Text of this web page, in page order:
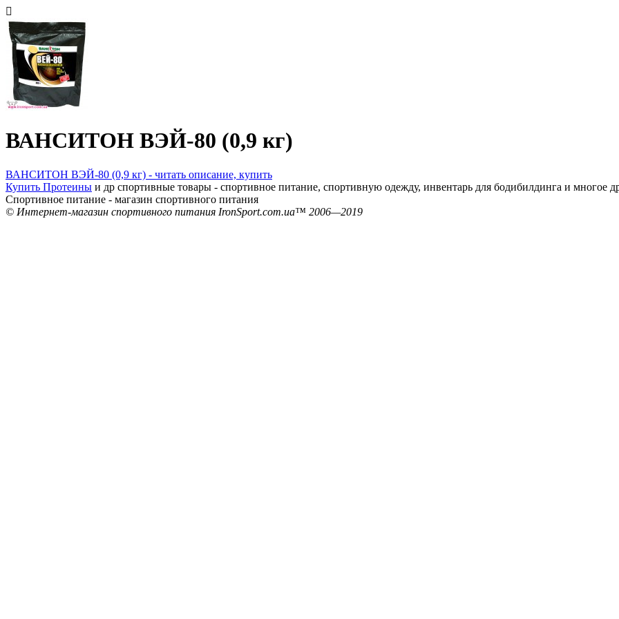
ВАНСИТОН ВЭЙ-80 (0,9 кг)
ВАНСИТОН ВЭЙ-80 (0,9 кг) - читать описание, купить
Купить Протеины и др спортивные товары - спортивное питание, спортивную одежду, инвентарь для бодибилдинга и многое
Спортивное питание - магазин спортивного питания
© Интернет-магазин спортивного питания IronSport.com.ua™ 2006—2019